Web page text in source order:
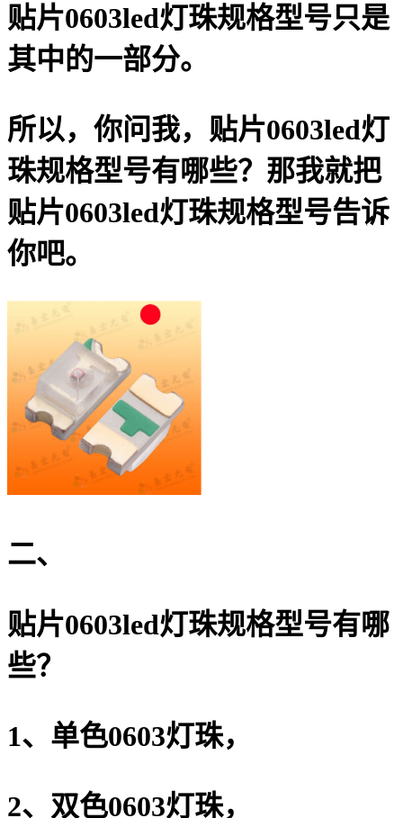
贴片0603led灯珠规格型号只是
其中的一部分。
所以，你问我，贴片0603led灯
珠规格型号有哪些？那我就把
贴片0603led灯珠规格型号告诉
你吧。
二、
贴片0603led灯珠规格型号有哪
些？
1、单色0603灯珠，
2、双色0603灯珠，